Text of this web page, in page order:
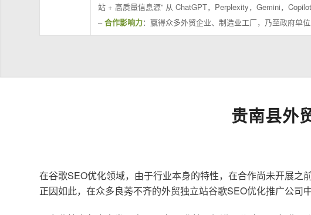
站 + 高质量信息源” 从 ChatGPT，Perplexity，Gemini，
–合作影响力：赢得众多外贸企业、制造业工厂，乃至政府单
贵南县外
在谷歌SEO优化领域，由于行业本身的特性，在合作尚未开展之
正因如此，在众多良莠不齐的外贸独立站谷歌SEO优化推广公司